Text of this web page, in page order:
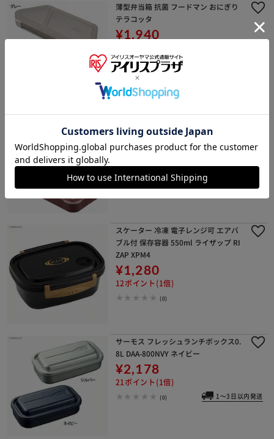
薄型弁当箱 抗菌 フードマン おにぎり
テラコッタ
¥1,940
(0)
弁当箱 薄型 1段 400ml シービージャ
パン フードマン スリム 汁漏れ防止 抗
菌 食洗機対応 ライトグレー
¥1,780
1～3日以内発送
スケーター 冷凍 電子レンジ可 エアバ
ブル付 保存容器 550ml ライザップ RI
ZAP XPM4
¥1,280
12ポイント(1倍)
(0)
サーモス フレッシュランチボックス0.
8L DAA-800NVY ネイビー
¥2,178
21ポイント(1倍)
(0) 1～3日以内発送